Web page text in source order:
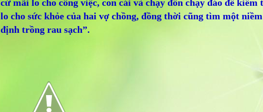
cứ mãi lo cho công việc, con cái và chạy đôn chạy đáo để
lo cho sức khỏe của hai vợ chồng, đồng thời cũng tìm một
định trồng rau sạch”.